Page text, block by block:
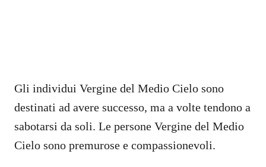
Gli individui Vergine del Medio Cielo sono
destinati ad avere successo, ma a volte tendono a
sabotarsi da soli. Le persone Vergine del Medio
Cielo sono premurose e compassionevoli.